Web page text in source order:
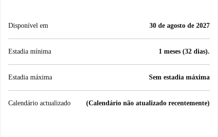
Disponível em 30 de agosto de 2027
Estadia mínima 1 meses (32 dias).
Estadia máxima Sem estadia máxima
Calendário actualizado (Calendário não atualizado recentemente)